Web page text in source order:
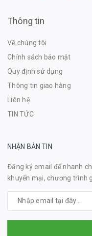
Thông tin
Về chúng tôi
Chính sách bảo mật
Quy định sử dụng
Thông tin giao hàng
Liên hệ
TIN TỨC
NHẬN BẢN TIN
Đăng ký email để nhanh
khuyến mại, chương trình